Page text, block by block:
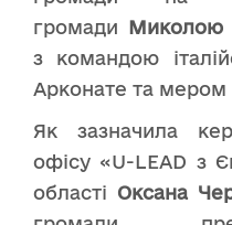
громади Миколою
з командою
Арконате та мером
Як зазначила
офісу «U-LEAD з
області Оксана